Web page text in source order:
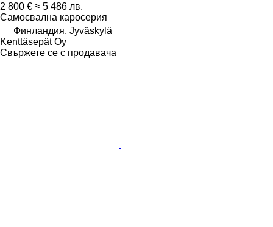
2 800 € ≈ 5 486 лв.
Самосвална каросерия
Финландия, Jyväskylä
Kenttäsepät Oy
Свържете се с продавача